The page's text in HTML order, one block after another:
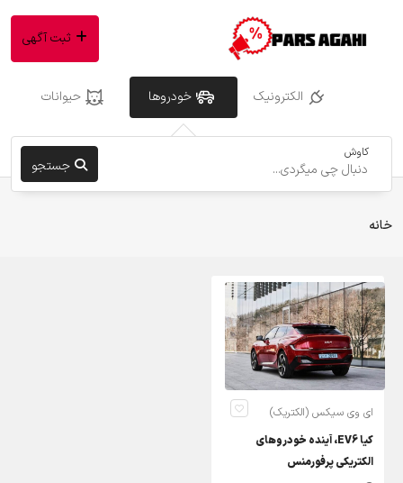
الکترونیک خودروها حیوانات
کاوش
جستجو
ثبت آگهی
خانه
ای وی سیکس (الکتریک)
کیا EV6، آینده خودروهای
الکتریکی پرفورمنس